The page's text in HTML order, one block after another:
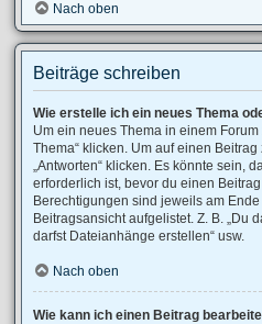
Nach oben
Beiträge schreiben
Wie erstelle ich ein neues Thema
Um ein neues Thema in einem
Thema“ klicken. Um auf einen
„Antworten“ klicken. Es könnte sein,
erforderlich ist, bevor du einen
Berechtigungen sind jeweils am
Beitragsansicht aufgelistet. Z. B. „Du
darfst Dateianhänge erstellen“ usw.
Nach oben
Wie kann ich einen Beitrag